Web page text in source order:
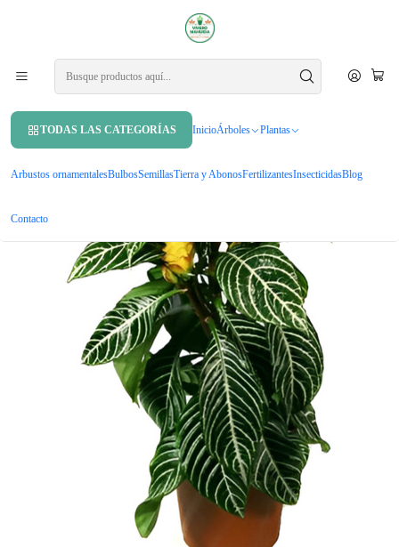
TODAS LAS CATEGORÍAS InicioÁrboles Plantas
Arbustos ornamentalesBulbosSemillasTierra y AbonosFertilizantesInsecticidasBlog
Contacto
APROVECHA UN 10% DE DCTO. EN TU PRIMERA COMPRA USANDO
Inicio Plantas
Aphelandra Squarrosa Afelandra S Planta Interior